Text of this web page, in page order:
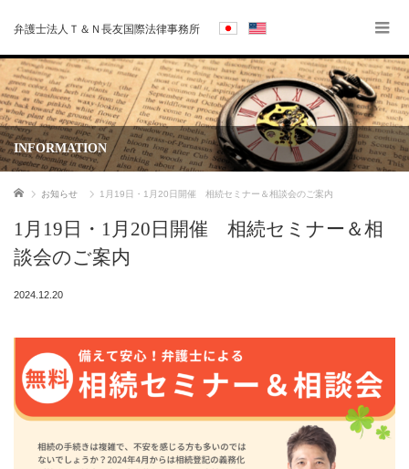
弁護士法人Ｔ＆Ｎ長友国際法律事務所
INFORMATION
ホーム お知らせ 1月19日・1月20日開催 相続セミナー＆相談会のご案内
1月19日・1月20日開催 相続セミナー＆相
談会のご案内
2024.12.20